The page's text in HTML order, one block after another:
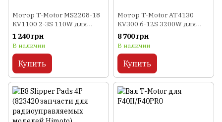
Мотор T-Motor MS2208-18
KV1100 2-3S 110W для
коптеров
1 240 грн
В наличии
Купить
Мотор T-Motor AT4130
KV300 6-12S 3200W для
самолетов
8 700 грн
В наличии
Купить